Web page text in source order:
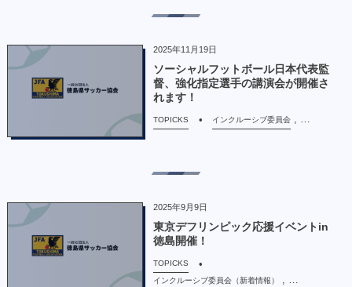
2025年11月19日
ソーシャルフットボール日本代表監
督、強化指定選手の講演会が開催さ
れます！
TOPICKS インクルーシブ委員会
2025年9月9日
東京デフリンピック応援イベントin
徳島開催！
TOPICKS
インクルーシブ委員会（新着情報）
, …